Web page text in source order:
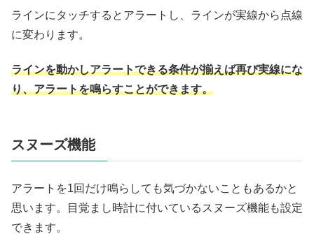
ラインにタッチするとアラートし、ラインが実線から点線
に変わります。
ラインを動かしアラートできる条件が揃えば再び実線にな
り、アラートを鳴らすことができます。
スヌーズ機能
アラートを1回だけ鳴らしても気づかないこともあるかと
思います。目覚まし時計に付いているスヌーズ機能も設定
できます。